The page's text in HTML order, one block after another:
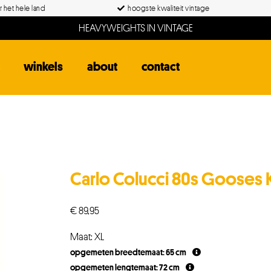
het hele land hoogste kwaliteit vintage
HEAVYWEIGHTS IN VINTAGE
winkels about contact
Carlo Colucci 80s
€89,95
Maat: XL
opgemeten breedtemaat: 65 cm
opgemeten lengtemaat: 72 cm